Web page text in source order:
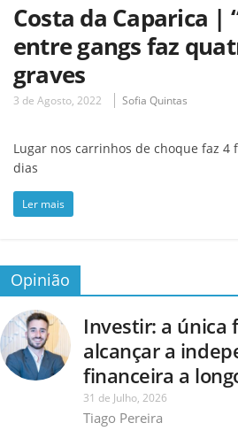
Costa da Caparica |
entre gangs faz
graves
3 de Agosto, 2022 Sofia Quintas
Lugar nos carrinhos de choque faz 4
dias
Ler mais
Opinião
Investir: a única
alcançar a
financeira a
31 de Julho, 2026
Tiago Pereira